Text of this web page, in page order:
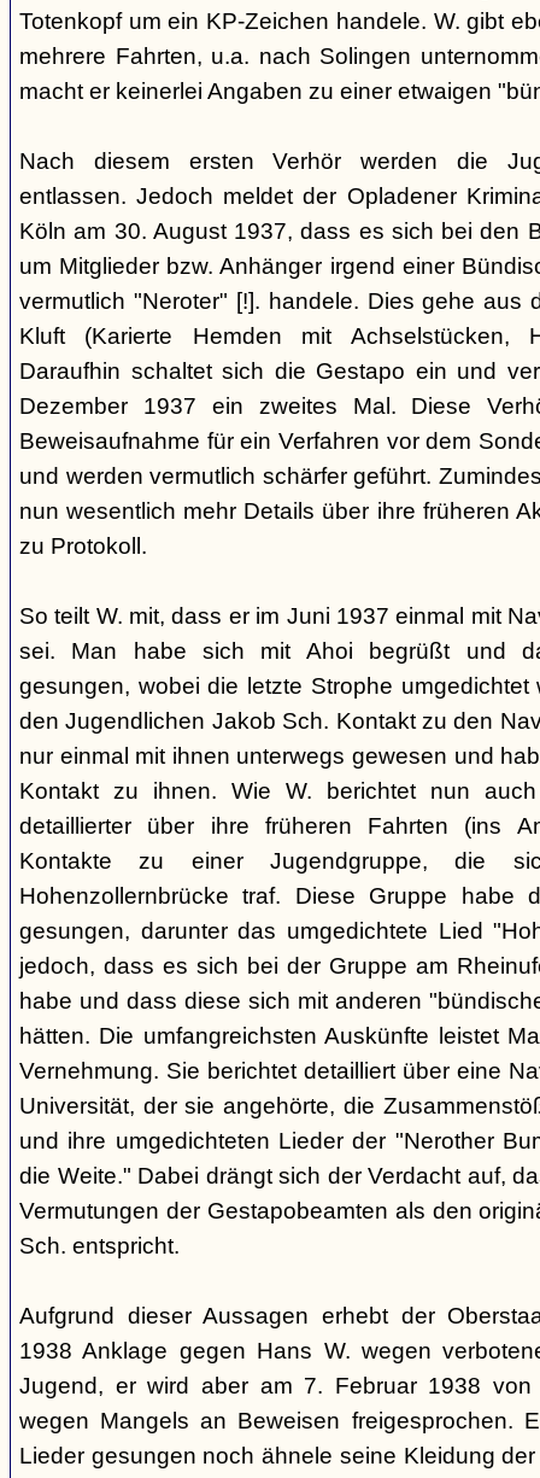
Totenkopf um ein KP-Zeichen handele. W. gibt
mehrere Fahrten, u.a. nach Solingen
macht er keinerlei Angaben zu einer etwaigen
Nach diesem ersten Verhör werden die
entlassen. Jedoch meldet der Opladener
Köln am 30. August 1937, dass es sich bei den
um Mitglieder bzw. Anhänger irgend einer
vermutlich "Neroter" [!]. handele. Dies gehe aus
Kluft (Karierte Hemden mit Achselstücken,
Daraufhin schaltet sich die Gestapo ein und
Dezember 1937 ein zweites Mal. Diese
Beweisaufnahme für ein Verfahren vor dem
und werden vermutlich schärfer geführt.
nun wesentlich mehr Details über ihre früheren
zu Protokoll.
So teilt W. mit, dass er im Juni 1937 einmal mit
sei. Man habe sich mit Ahoi begrüßt und
gesungen, wobei die letzte Strophe
den Jugendlichen Jakob Sch. Kontakt zu den
nur einmal mit ihnen unterwegs gewesen und
Kontakt zu ihnen. Wie W. berichtet nun
detaillierter über ihre früheren Fahrten (ins
Kontakte zu einer Jugendgruppe, die
Hohenzollernbrücke traf. Diese Gruppe habe
gesungen, darunter das umgedichtete Lied
jedoch, dass es sich bei der Gruppe am
habe und dass diese sich mit anderen
hätten. Die umfangreichsten Auskünfte leistet
Vernehmung. Sie berichtet detailliert über eine
Universität, der sie angehörte, die
und ihre umgedichteten Lieder der "Nerother
die Weite." Dabei drängt sich der Verdacht auf,
Vermutungen der Gestapobeamten als den
Sch. entspricht.
Aufgrund dieser Aussagen erhebt der
1938 Anklage gegen Hans W. wegen
Jugend, er wird aber am 7. Februar 1938 von
wegen Mangels an Beweisen freigesprochen.
Lieder gesungen noch ähnele seine Kleidung